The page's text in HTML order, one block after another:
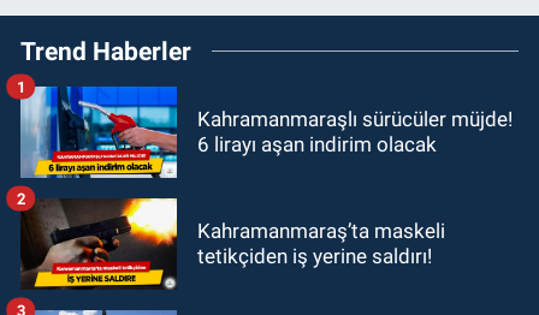
Trend Haberler
Kahramanmaraşlı sürücüler müjde!
6 lirayı aşan indirim olacak
1
Kahramanmaraş’ta maskeli
tetikçiden iş yerine saldırı!
2
3